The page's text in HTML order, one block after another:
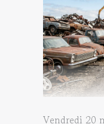
Vendredi 20